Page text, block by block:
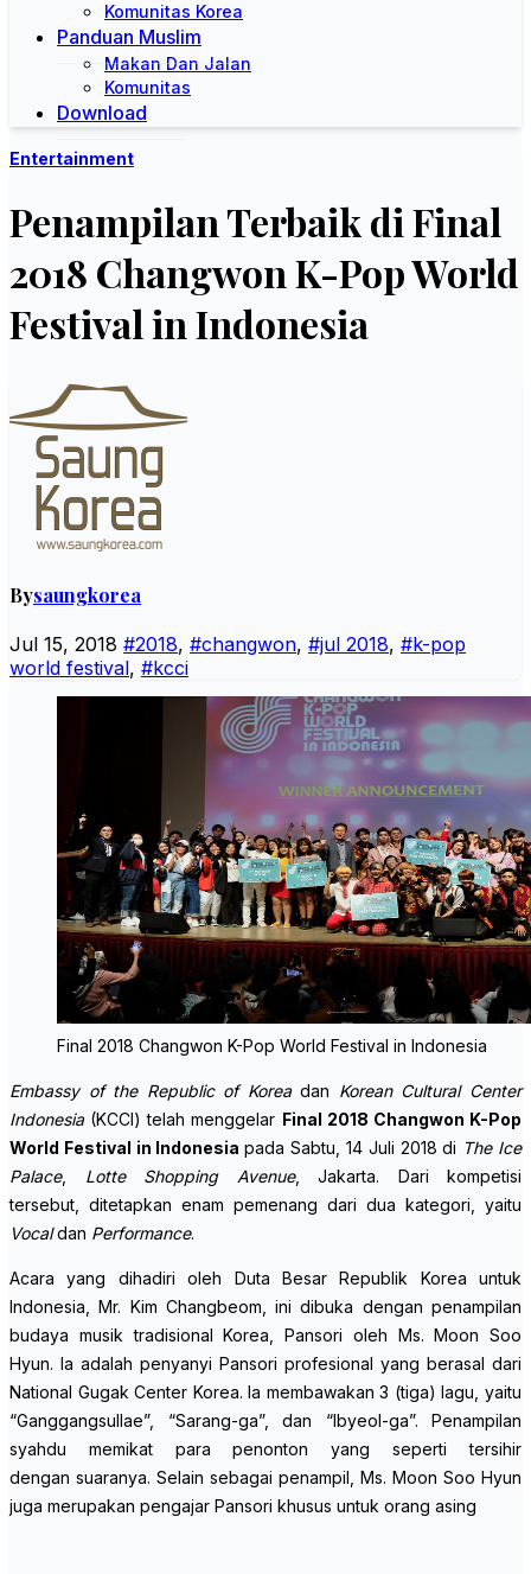
Komunitas Korea
Panduan Muslim
Makan Dan Jalan
Komunitas
Download
Entertainment
Penampilan Terbaik di Final
2018 Changwon K-Pop World
Festival in Indonesia
Bysaungkorea
Jul 15, 2018 #2018, #changwon, #jul 2018, #k-pop
world festival, #kcci
Final 2018 Changwon K-Pop World Festival in Indonesia
Embassy of the Republic of Koreadan Korean Cultural Center
Indonesia(KCCI) telah menggelar Final 2018 Changwon K-Pop
World Festival in Indonesiapada Sabtu, 14 Juli 2018 di The Ice
Palace, Lotte Shopping Avenue, Jakarta. Dari kompetisi
tersebut, ditetapkan enam pemenang dari dua kategori, yaitu
Vocal dan Performance.
Acara yang dihadiri oleh Duta Besar Republik Korea untuk
Indonesia, Mr. Kim Changbeom, ini dibuka dengan penampilan
budaya musik tradisional Korea, Pansori oleh Ms. Moon Soo
Hyun. Ia adalah penyanyi Pansori profesional yang berasal dari
National Gugak Center Korea. Ia membawakan 3 (tiga) lagu, yaitu
“Ganggangsullae”, “Sarang-ga”, dan “Ibyeol-ga”. Penampilan
syahdu memikat para penonton yang seperti tersihir
dengan suaranya. Selain sebagai penampil, Ms. Moon Soo Hyun
juga merupakan pengajar Pansori khusus untuk orang asing